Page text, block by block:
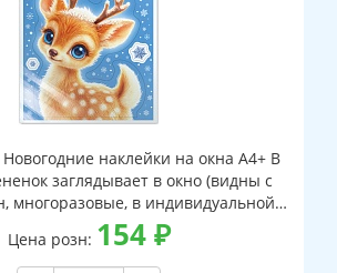
наклейки на окна А4+ В
заглядывает в окно (видны с
многоразовые, в индивидуальной
и клеевым клапаном)
Цена розн: 154₽